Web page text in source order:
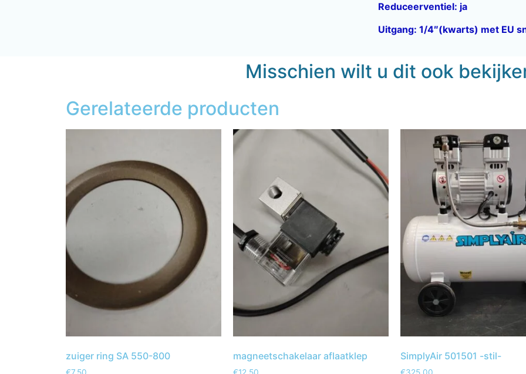
Reduceerventiel: ja
Uitgang: 1/4″(kwarts) met EU
Misschien wilt u dit ook
Gerelateerde producten
zuiger ring SA 550-800 magneetschakelaar aflaatklep SimplyAir 501501 -stil-